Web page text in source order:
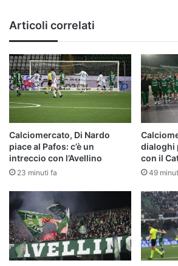
Articoli correlati
Calciomercato, Di Nardo
piace al Pafos: c’è un
intreccio con l’Avellino
23 minuti fa
dialoghi
con il
49